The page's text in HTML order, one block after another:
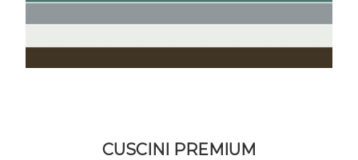
CUSCINI PREMIUM